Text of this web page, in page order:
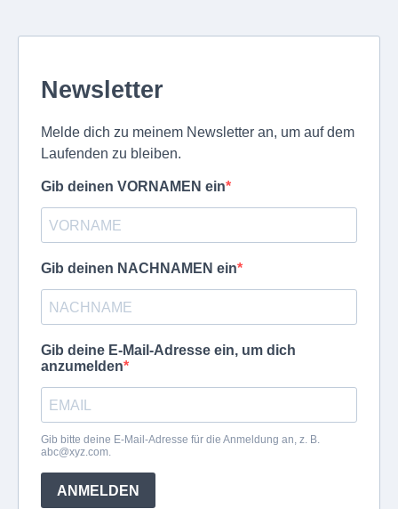
Newsletter
Melde dich zu meinem Newsletter an, um auf dem
Laufenden zu bleiben.
Gib deinen VORNAMEN ein
Gib deinen NACHNAMEN ein
Gib deine E-Mail-Adresse ein, um dich
anzumelden
Gib bitte deine E-Mail-Adresse für die Anmeldung an, z. B.
abc@xyz.com.
ANMELDEN